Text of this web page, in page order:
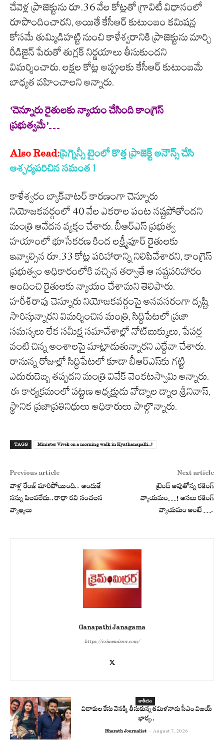
చేవెళ్ల ప్రాజెక్టును రూ.36 వేల కోట్లతో గ్రావిటీ విధానంలో
రూపొందించారని, అయితే కేసీఆర్‌ కుటుంబం కమిషన్ల
కోసమే తుమ్మిడిహట్టి నుంచి కాళేశ్వరానికి ప్రాజెక్టును మార్చి
రీడిజైన్‌ పేరుతో తుగ్లక్‌ నిర్ణయాలు తీసుకుందని
విమర్శించారు. లక్షల కోట్ల అప్పులకు కేసీఆర్‌ కుటుంబమే
బాధ్యత వహించాలని అన్నారు.
‘చెన్నూరు రైతులకు న్యాయం చేసింది కాంగ్రెస్‌
ప్రభుత్వమే’…
Also Read:ప్రెగ్నెన్సీ టైంలో కొత్త ప్రాజెక్ట్ అనౌన్స్ చేసి
ఆశ్చర్యపరిచిన సమంత !
కాళేశ్వరం బ్యాక్‌వాటర్‌ కారణంగా చెన్నూరు
నియోజకవర్గంలో 40 వేల ఎకరాల పంట నష్టపోతోందని
మంత్రి ఆవేదన వ్యక్తం చేశారు. బీఆర్‌ఎస్‌ ప్రభుత్వ
హయాంలో భూసేకరణ కింద లక్ష్మీపూర్‌ రైతులకు
ఇవ్వాల్సిన రూ.33 కోట్ల పరిహారాన్ని నిలిపివేశారని, కాంగ్రెస్‌
ప్రభుత్వం అధికారంలోకి వచ్చిన తర్వాతే ఆ నష్టపరిహారం
అందించి రైతులకు న్యాయం చేశామని తెలిపారు.
హరీశ్‌రావు చెన్నూరు నియోజకవర్గంపై అనవసరంగా దృష్టి
సారిస్తున్నారని విమర్శించిన మంత్రి, సిద్ధిపేటలో ప్రజా
సమస్యలు లేక సమీక్ష సమావేశాల్లో నోట్‌బుక్కులు, పేపర్ల
వంటి చిన్న అంశాలపై మాట్లాడుతున్నారని ఎద్దేవా చేశారు.
రానున్న రోజుల్లో సిద్ధిపేటలో కూడా బీఆర్‌ఎస్‌కు గట్టి
ఎదురుదెబ్బ తప్పదని మంత్రి వివేక్‌ వెంకటస్వామి అన్నారు.
ఈ కార్యక్రమంలో పట్టణ అధ్యక్షుడు వోడ్నాల డ్నాల శ్రీనివాస్,
స్థానిక ప్రజాప్రతినిధులు అధికారులు పాల్గొన్నారు.
TAGS Minister Vivek on a morning walk in Kyathanapalli...!
Previous article
వాళ్ల రేంజ్ మారిపోయింది.. అందుకే
నన్ను పిలవలేదు..రాధా రవి సంచలన
వ్యాఖ్యలు
Next article
ట్రెండ్ అవుతోన్న రకింగ్
వ్యాయమం…! అస‌లు ర‌కింగ్
వ్యాయ‌మం అంటే ….
Ganapathi Janagama
https://crimemirror.com/
జాతీయం
విడాకుల కేసు వెనక్కి తీసుకున్న తమిళనాడు సీఎం విజయ్
భార్య..
Bharath Journalist - August 7, 2026